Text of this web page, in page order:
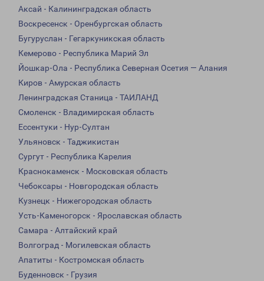
Аксай - Калининградская область
Воскресенск - Оренбургская область
Бугуруслан - Гегаркуникская область
Кемерово - Республика Марий Эл
Йошкар-Ола - Республика Северная Осетия — Алания
Киров - Амурская область
Ленинградская Станица - ТАИЛАНД
Смоленск - Владимирская область
Ессентуки - Нур-Султан
Ульяновск - Таджикистан
Сургут - Республика Карелия
Краснокаменск - Московская область
Чебоксары - Новгородская область
Кузнецк - Нижегородская область
Усть-Каменогорск - Ярославская область
Самара - Алтайский край
Волгоград - Могилевская область
Апатиты - Костромская область
Буденновск - Грузия